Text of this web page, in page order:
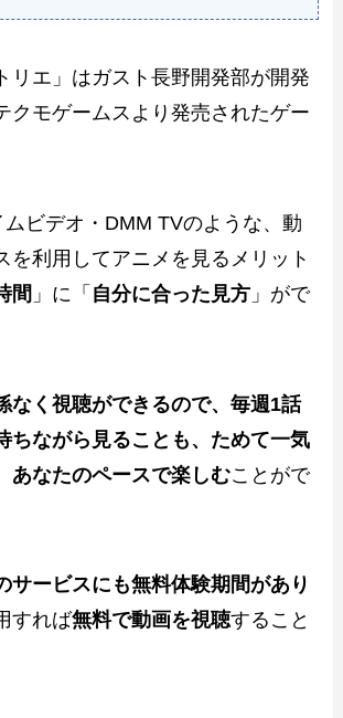
リエ」はガスト長野開発部が開発
クモゲームスより発売されたゲー
ビデオ・DMM TVのような、動
を利用してアニメを見るメリット
間 」に「 自分に合った見方 」がで
なく視聴ができるので、毎週1話
ちながら見ることも、ためて一気
あなたのペースで楽しむことがで
サービスにも無料体験期間があり
すれば無料で動画を視聴すること